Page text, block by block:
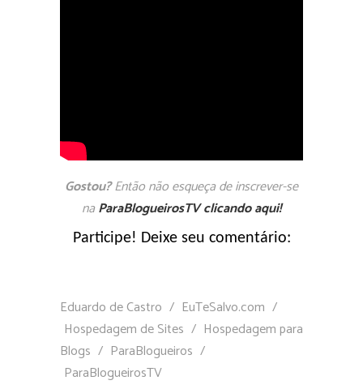
Gostou?Então não esqueça de inscrever-se
naParaBlogueirosTV clicando aqui!
Participe! Deixe seu comentário:
Eduardo de Castro / EuTeSalvo.com /
Hospedagem de Sites / Hospedagem para
Blogs / ParaBlogueiros /
ParaBlogueirosTV